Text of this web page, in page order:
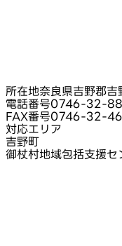
所在地奈良県吉野郡
電話番号0746-32-
FAX番号0746-32-
対応エリア
吉野町
御杖村地域包括支援セ